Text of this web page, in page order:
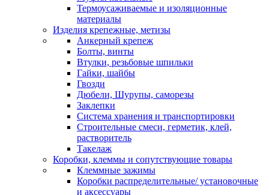
Термоусаживаемые и изоляционные
материалы
Изделия крепежные, метизы
Анкерный крепеж
Болты, винты
Втулки, резьбовые шпильки
Гайки, шайбы
Гвозди
Дюбели, Шурупы, саморезы
Заклепки
Система хранения и транспортировки
Строительные смеси, герметик, клей,
растворитель
Такелаж
Коробки, клеммы и сопутствующие товары
Клеммные зажимы
Коробки распределительные/ установочные
и аксессуары